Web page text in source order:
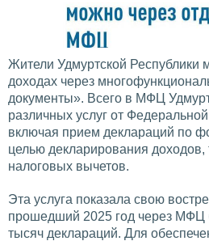
Жители Удмуртской Республики
доходах через
документы». Всего в МФЦ
различных услуг от
включая прием деклараций по
целью декларирования доходов,
налоговых вычетов.
Эта услуга показала свою
прошедший 2025 год через МФЦ
тысяч деклараций. Для